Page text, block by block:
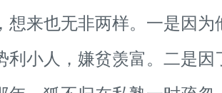
想来也无非两样。一是因
利小人，嫌贫羡富。二是